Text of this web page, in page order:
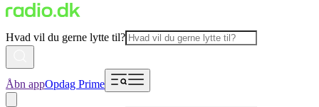
Hvad vil du gerne lytte til?
Åbn appOpdag Prime